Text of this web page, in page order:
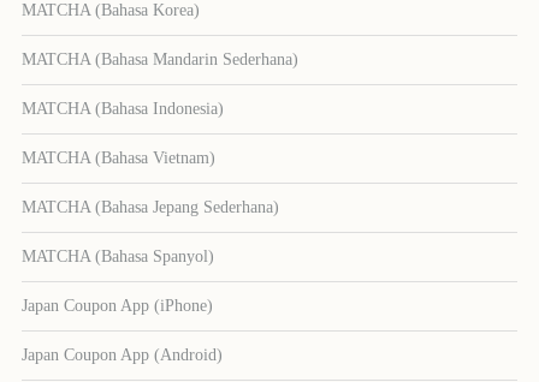
MATCHA (Bahasa Korea)
MATCHA (Bahasa Mandarin Sederhana)
MATCHA (Bahasa Indonesia)
MATCHA (Bahasa Vietnam)
MATCHA (Bahasa Jepang Sederhana)
MATCHA (Bahasa Spanyol)
Japan Coupon App (iPhone)
Japan Coupon App (Android)